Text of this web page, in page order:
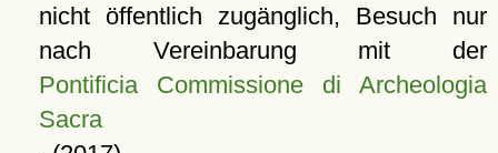
nicht öffentlich zugänglich, Besuch nur
nach Vereinbarung mit der
Pontificia Commissione di Archeologia
Sacra